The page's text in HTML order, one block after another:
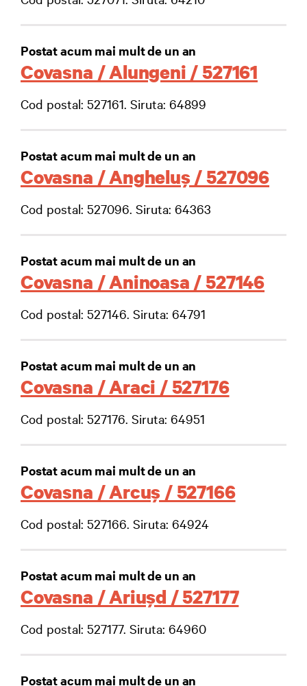
Postat acum mai mult de un an
Covasna / Alungeni / 527161
Cod postal: 527161. Siruta: 64899
Postat acum mai mult de un an
Covasna / Angheluş / 527096
Cod postal: 527096. Siruta: 64363
Postat acum mai mult de un an
Covasna / Aninoasa / 527146
Cod postal: 527146. Siruta: 64791
Postat acum mai mult de un an
Covasna / Araci / 527176
Cod postal: 527176. Siruta: 64951
Postat acum mai mult de un an
Covasna / Arcuş / 527166
Cod postal: 527166. Siruta: 64924
Postat acum mai mult de un an
Covasna / Ariuşd / 527177
Cod postal: 527177. Siruta: 64960
Postat acum mai mult de un an